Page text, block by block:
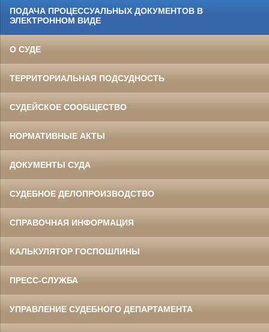
ПОДАЧА ПРОЦЕССУАЛЬНЫХ ДОКУМЕНТОВ В
ЭЛЕКТРОННОМ ВИДЕ
О СУДЕ
ТЕРРИТОРИАЛЬНАЯ ПОДСУДНОСТЬ
СУДЕЙСКОЕ СООБЩЕСТВО
НОРМАТИВНЫЕ АКТЫ
ДОКУМЕНТЫ СУДА
СУДЕБНОЕ ДЕЛОПРОИЗВОДСТВО
СПРАВОЧНАЯ ИНФОРМАЦИЯ
КАЛЬКУЛЯТОР ГОСПОШЛИНЫ
ПРЕСС-СЛУЖБА
УПРАВЛЕНИЕ СУДЕБНОГО ДЕПАРТАМЕНТА